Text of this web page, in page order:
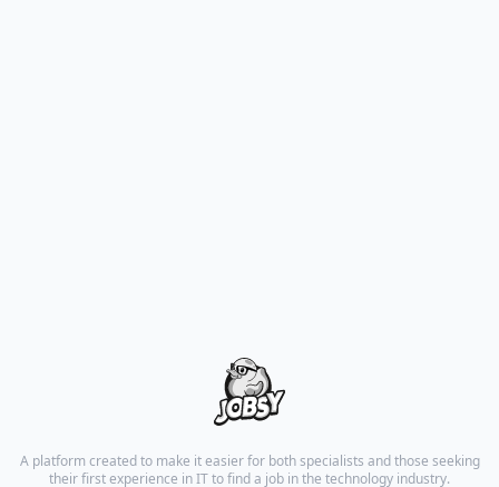
A platform created to make it easier for both specialists and those seeking
their first experience in IT to find a job in the technology industry.